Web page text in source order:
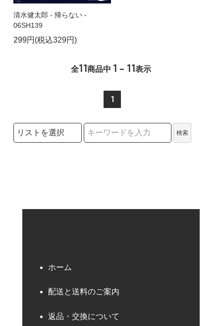
清水健太郎 - 帰らない -
06SH139
299円(税込329円)
全11商品中 1 - 11表示
1
検索リストの選択
検索
ホーム
配送と送料のご案内
返品・交換について